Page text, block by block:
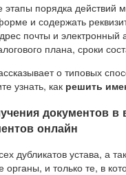
порядка действий
и содержать
почты и электронный
плана, сроки
о типовых
узнать, как решить
документов в
онлайн
дубликатов устава, а
и только те, в